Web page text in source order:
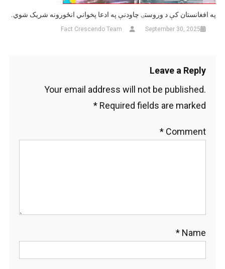
په افغانستان کې د وروستۍ چاودنې په ادعا پخواني انځورونه شریک شوي.
September 30, 2025
Fact Crescendo Team
Leave a Reply
Your email address will not be published.
Required fields are marked
*
Comment
*
Name
*